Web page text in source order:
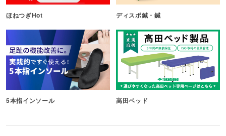
ほねつぎHot ディスポ鍼・鍼
5本指インソール 高田ベッド